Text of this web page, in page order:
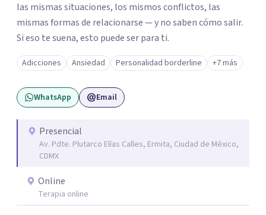
las mismas situaciones, los mismos conflictos, las
mismas formas de relacionarse — y no saben cómo salir.
Si eso te suena, esto puede ser para ti.
Adicciones Ansiedad Personalidad borderline +7 más
WhatsApp Email
Presencial
Av. Pdte. Plutarco Elías Calles, Ermita, Ciudad de México,
CDMX
Online
Terapia online